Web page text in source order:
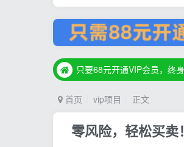
只要68元开通VIP会员，终
只要68元开通VIP会员，终
只要68元开通VIP会员，终
首页 vip项目 正文
零风险，轻松买卖